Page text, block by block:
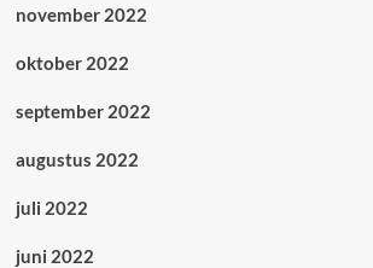
november 2022
oktober 2022
september 2022
augustus 2022
juli 2022
juni 2022